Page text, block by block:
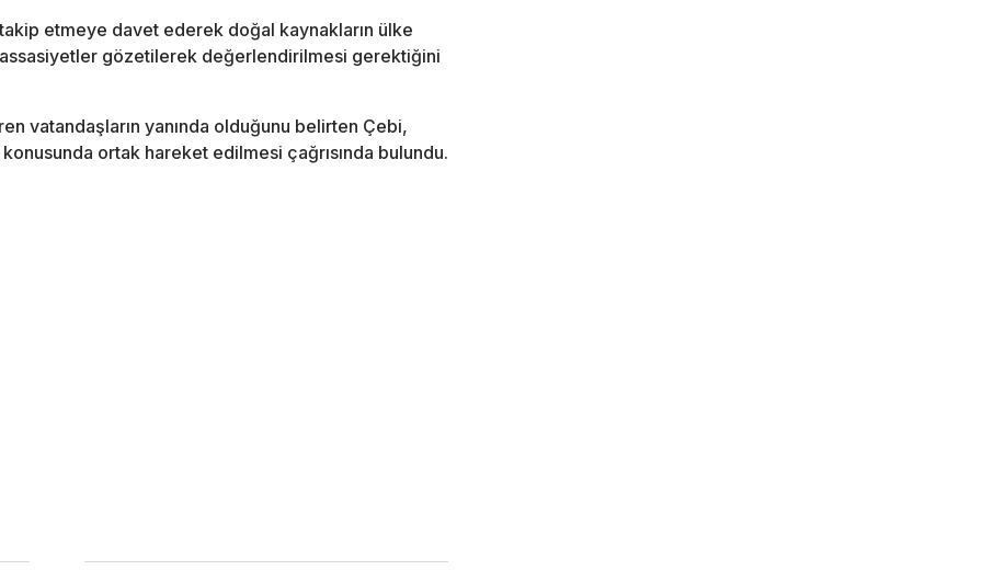
etmeye davet ederek doğal kaynakların ülke
gözetilerek değerlendirilmesi gerektiğini
vatandaşların yanında olduğunu belirten Çebi,
konusunda ortak hareket edilmesi çağrısında bulundu.